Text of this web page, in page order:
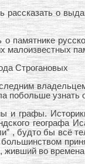
рассказать о
памятнике
Строгановых
побольше узнать
графы.
географа
, будто бы
большинством
во времена